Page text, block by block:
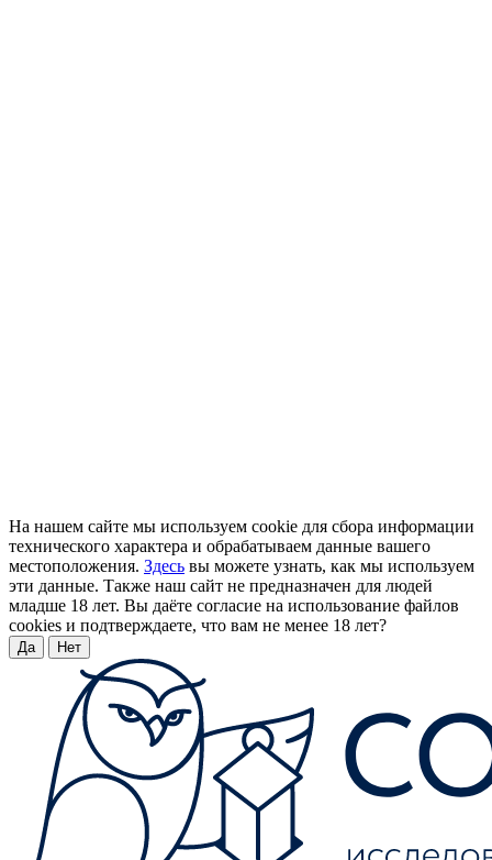
На нашем сайте мы используем cookie для сбора информации
технического характера и обрабатываем данные вашего
местоположения. Здесь вы можете узнать, как мы используем
эти данные. Также наш сайт не предназначен для людей
младше 18 лет. Вы даёте согласие на использование файлов
cookies и подтверждаете, что вам не менее 18 лет?
Да Нет